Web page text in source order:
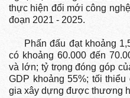
thực hiện đổi mới công
đoạn 2021 - 2025.
Phấn đấu đạt khoảng
có khoảng 60.000 đến
và lớn; tỷ trọng đóng góp
GDP khoảng 55%; tối
gia xây dựng được thương